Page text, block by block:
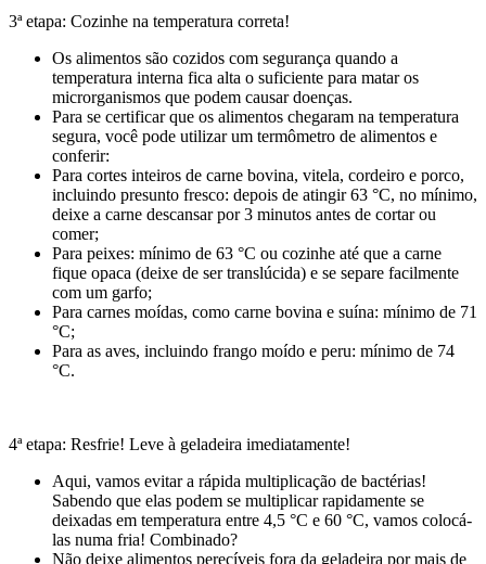
3ª etapa: Cozinhe na temperatura correta!
Os alimentos são cozidos com segurança quando a
temperatura interna fica alta o suficiente para matar os
microrganismos que podem causar doenças.
Para se certificar que os alimentos chegaram na temperatura
segura, você pode utilizar um termômetro de alimentos e
conferir:
Para cortes inteiros de carne bovina, vitela, cordeiro e porco,
incluindo presunto fresco: depois de atingir 63 °C, no mínimo,
deixe a carne descansar por 3 minutos antes de cortar ou
comer;
Para peixes: mínimo de 63 °C ou cozinhe até que a carne
fique opaca (deixe de ser translúcida) e se separe facilmente
com um garfo;
Para carnes moídas, como carne bovina e suína: mínimo de 71
°C;
Para as aves, incluindo frango moído e peru: mínimo de 74
°C.
4ª etapa: Resfrie! Leve à geladeira imediatamente!
Aqui, vamos evitar a rápida multiplicação de bactérias!
Sabendo que elas podem se multiplicar rapidamente se
deixadas em temperatura entre 4,5 °C e 60 °C, vamos colocá-
las numa fria! Combinado?
Não deixe alimentos perecíveis fora da geladeira por mais de